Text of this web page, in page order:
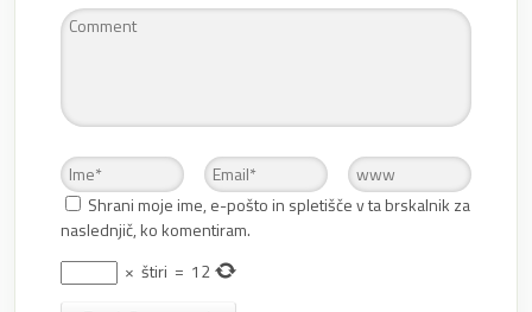
Shrani moje ime, e-pošto in spletišče v ta brskalnik za
naslednjič, ko komentiram.
× štiri = 12